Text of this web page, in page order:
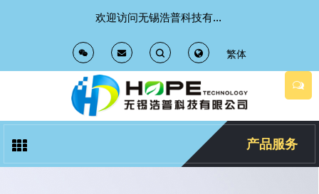
欢迎访问无锡浩普科技有限公司 官方网站
T
o
g
g
T
o
g
g
繁体
产品服务